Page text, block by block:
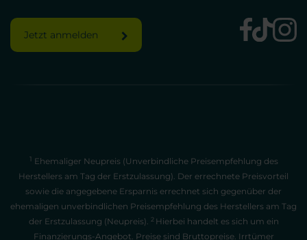
Jetzt anmelden
1 Ehemaliger Neupreis (Unverbindliche Preisempfehlung des
Herstellers am Tag der Erstzulassung). Der errechnete Preisvorteil
sowie die angegebene Ersparnis errechnet sich gegenüber der
ehemaligen unverbindlichen Preisempfehlung des Herstellers am Tag
der Erstzulassung (Neupreis). 2 Hierbei handelt es sich um ein
Finanzierungs-Angebot. Preise sind Bruttopreise. Irrtümer